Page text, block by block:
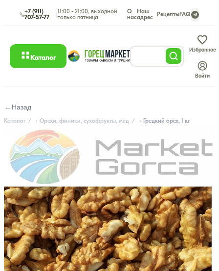
+7 (911)
707-57-77
11:00 - 21:00, выходной
только пятница
О
нас
Наш
адрес
РецептыFAQ
Каталог
Избранное
Войти
← Назад
Каталог Орехи, финики, сухофрукты, мёд Грецкий орех, 1 кг